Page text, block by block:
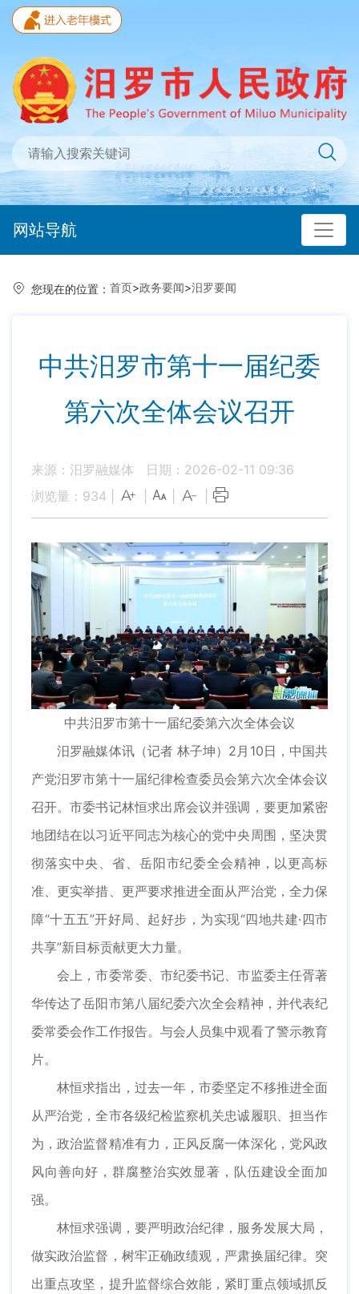
网站导航
您现在的位置： 首页>政务要闻>汨罗要闻
中共汨罗市第十一届纪委
第六次全体会议召开
来源：汨罗融媒体
日期：2026-02-11 09:36
浏览量： 934
中共汨罗市第十一届纪委第六次全体会议
汨罗融媒体讯（记者 林子坤）2月10日，中国共
产党汨罗市第十一届纪律检查委员会第六次全体会议
召开。市委书记林恒求出席会议并强调，要更加紧密
地团结在以习近平同志为核心的党中央周围，坚决贯
彻落实中央、省、岳阳市纪委全会精神，以更高标
准、更实举措、更严要求推进全面从严治党，全力保
障“十五五”开好局、起好步，为实现“四地共建·四市
共享”新目标贡献更大力量。
会上，市委常委、市纪委书记、市监委主任胥著
华传达了岳阳市第八届纪委六次全会精神，并代表纪
委常委会作工作报告。与会人员集中观看了警示教育
片。
林恒求指出，过去一年，市委坚定不移推进全面
从严治党，全市各级纪检监察机关忠诚履职、担当作
为，政治监督精准有力，正风反腐一体深化，党风政
风向善向好，群腐整治实效显著，队伍建设全面加
强。
林恒求强调，要严明政治纪律，服务发展大局，
做实政治监督，树牢正确政绩观，严肃换届纪律。突
出重点攻坚，提升监督综合效能，紧盯重点领域抓反